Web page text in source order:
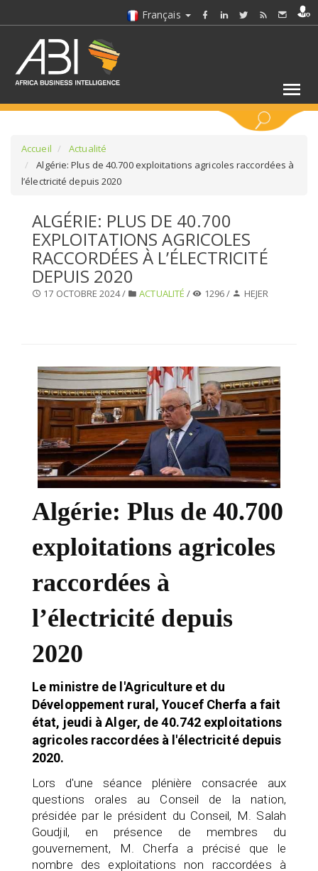
Français
SÉLECTIONNEZ UN DOSSIER
SELECTIONNEZ UNE SECTION
Accueil
Actualité
Algérie: Plus de 40.700 exploitations agricoles raccordées à
l’électricité depuis 2020
ALGÉRIE: PLUS DE 40.700
EXPLOITATIONS AGRICOLES
RACCORDÉES À L’ÉLECTRICITÉ
DEPUIS 2020
17 OCTOBRE 2024 / ACTUALITÉ / 1296 / HEJER
Algérie: Plus de 40.700
exploitations agricoles
raccordées à
l’électricité depuis
2020
Le ministre de l'Agriculture et du
Développement rural, Youcef Cherfa a fait
état, jeudi à Alger, de 40.742 exploitations
agricoles raccordées à l'électricité depuis
2020.
Lors d'une séance plénière consacrée aux
questions orales au Conseil de la nation,
présidée par le président du Conseil, M. Salah
Goudjil, en présence de membres du
gouvernement, M. Cherfa a précisé que le
nombre des exploitations non raccordées à